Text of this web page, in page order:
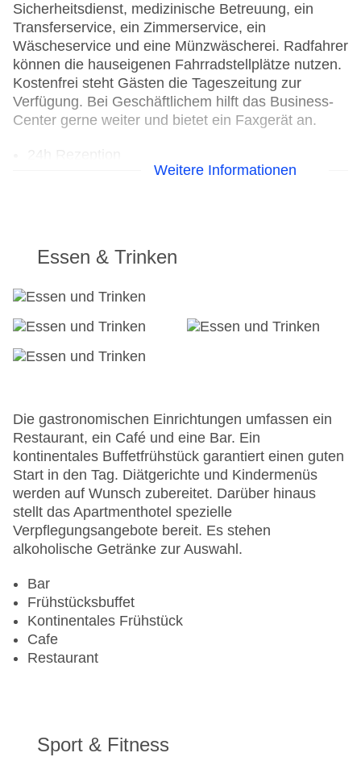
Sicherheitsdienst, medizinische Betreuung, ein
Transferservice, ein Zimmerservice, ein
Wäscheservice und eine Münzwäscherei. Radfahrer
können die hauseigenen Fahrradstellplätze nutzen.
Kostenfrei steht Gästen die Tageszeitung zur
Verfügung. Bei Geschäftlichem hilft das Business-
Center gerne weiter und bietet ein Faxgerät an.
Parkplatz: gegen Gebühr
Garage: gegen Gebühr
Garten: gegen Gebühr
WLAN/WiFi im Hotel
Lift
Anzahl der Aufzüge: 1
Pools:Indoor Pool, Outdoor Pool, Liegen am Pool
Zahlungsarten: American Express, Diners Club,
Mastercard, Visa
Landeskategorie: 4,5 Sterne
Weitere Informationen
Essen & Trinken
Die gastronomischen Einrichtungen umfassen ein
Restaurant, ein Café und eine Bar. Ein
kontinentales Buffetfrühstück garantiert einen guten
Start in den Tag. Diätgerichte und Kindermenüs
werden auf Wunsch zubereitet. Darüber hinaus
stellt das Apartmenthotel spezielle
Verpflegungsangebote bereit. Es stehen
alkoholische Getränke zur Auswahl.
Bar
Frühstücksbuffet
Kontinentales Frühstück
Cafe
Restaurant
Sport & Fitness